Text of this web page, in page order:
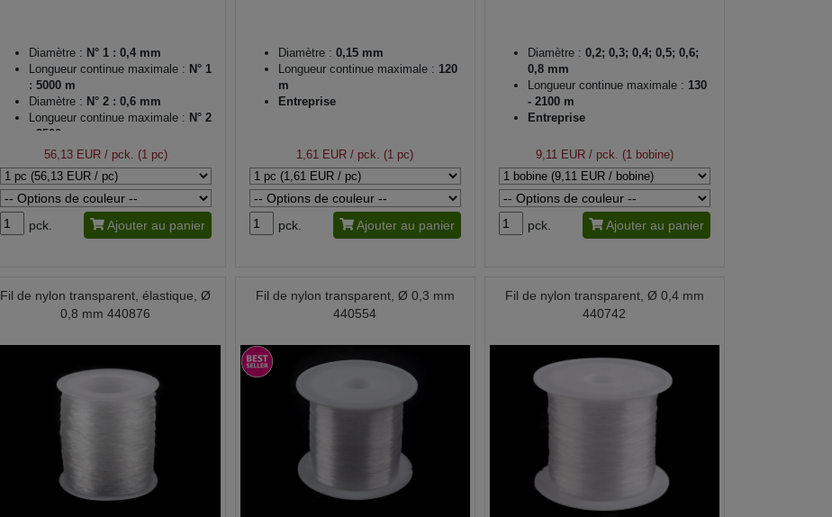
Diamètre : N° 1 : 0,4 mm
Longueur continue maximale : N° 1
: 5000 m
Diamètre : N° 2 : 0,6 mm
Longueur continue maximale : N° 2
: 3500 m
56,13 EUR/ pck. (1 pc)
pck. Ajouter au panier
Diamètre : 0,15 mm
Longueur continue maximale : 120
m
Entreprise
1,61 EUR / pck. (1 pc)
pck. Ajouter au panier
Diamètre : 0,2; 0,3; 0,4; 0,5; 0,6;
0,8 mm
Longueur continue maximale : 130
- 2100 m
Entreprise
9,11 EUR/ pck. (1 bobine)
pck. Ajouter au panier
Fil de nylon transparent, élastique, Ø
0,8 mm 440876
Fil de nylon transparent, Ø 0,3 mm
440554
Fil de nylon transparent, Ø 0,4 mm
440742